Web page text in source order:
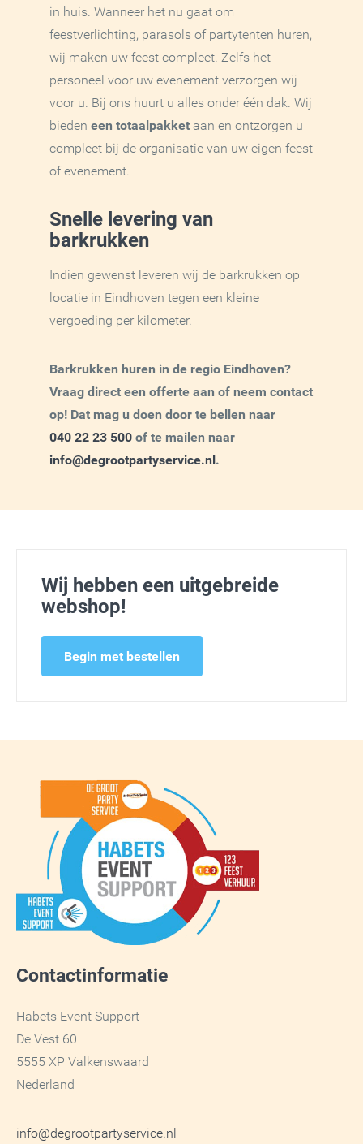
in huis. Wanneer het nu gaat om
feestverlichting, parasols of partytenten huren,
wij maken uw feest compleet. Zelfs het
personeel voor uw evenement verzorgen wij
voor u. Bij ons huurt u alles onder één dak. Wij
bieden een totaalpakketaan en ontzorgen u
compleet bij de organisatie van uw eigen feest
of evenement.
Snelle levering van
barkrukken
Indien gewenst leveren wij de barkrukken op
locatie in Eindhoven tegen een kleine
vergoeding per kilometer.
Barkrukken huren in de regio Eindhoven?
Vraag direct een offerte aan of neem contact
op! Dat mag u doen door te bellen naar
040 22 23 500of te mailen naar
info@degrootpartyservice.nl.
Wij hebben een uitgebreide
webshop!
Begin met bestellen
Contactinformatie
Habets Event Support
De Vest 60
5555 XP Valkenswaard
Nederland
info@degrootpartyservice.nl